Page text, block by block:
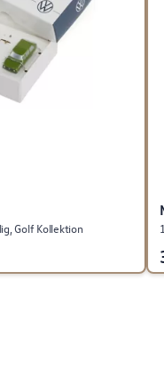
Golf Kollektion